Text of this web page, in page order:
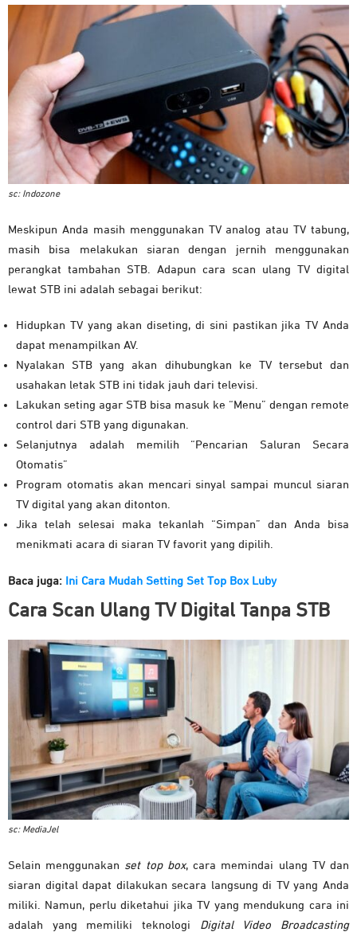
sc: Indozone
Meskipun Anda masih menggunakan TV analog atau TV tabung,
masih bisa melakukan siaran dengan jernih menggunakan
perangkat tambahan STB. Adapun cara scan ulang TV digital
lewat STB ini adalah sebagai berikut:
Hidupkan TV yang akan diseting, di sini pastikan jika TV Anda
dapat menampilkan AV.
Nyalakan STB yang akan dihubungkan ke TV tersebut dan
usahakan letak STB ini tidak jauh dari televisi.
Lakukan seting agar STB bisa masuk ke “Menu” dengan remote
control dari STB yang digunakan.
Selanjutnya adalah memilih “Pencarian Saluran Secara
Otomatis”
Program otomatis akan mencari sinyal sampai muncul siaran
TV digital yang akan ditonton.
Jika telah selesai maka tekanlah “Simpan” dan Anda bisa
menikmati acara di siaran TV favorit yang dipilih.
Baca juga: Ini Cara Mudah Setting Set Top Box Luby
Cara Scan Ulang TVDigital Tanpa STB
sc: MediaJel
Selain menggunakan set top box, cara memindai ulang TV dan
siaran digital dapat dilakukan secara langsung di TV yang Anda
miliki. Namun, perlu diketahui jika TV yang mendukung cara ini
adalah yang memiliki teknologi Digital Video Broadcasting